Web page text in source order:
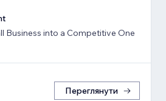
Business into a Competitive One
Переглянути